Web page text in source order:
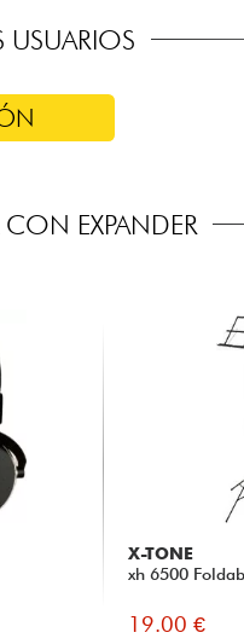
EXPANDER
X-TONE
xh 6500
19.00 €